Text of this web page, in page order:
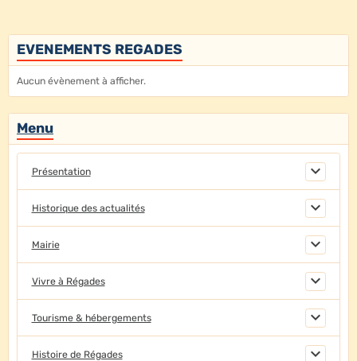
EVENEMENTS REGADES
Aucun évènement à afficher.
Menu
Présentation
Historique des actualités
Mairie
Vivre à Régades
Tourisme & hébergements
Histoire de Régades